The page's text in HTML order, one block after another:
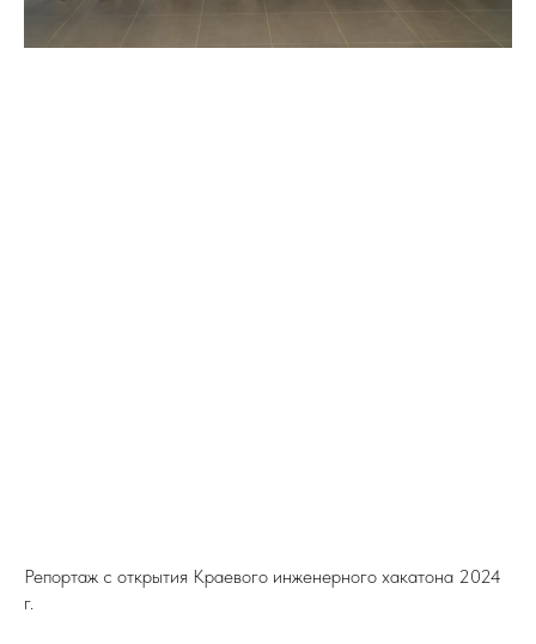
Репортаж с открытия Краевого инженерного хакатона 2024
г.